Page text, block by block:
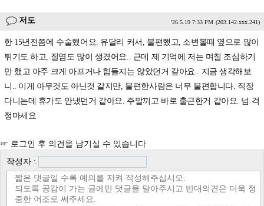
저도 '26.5.19 7:33 PM (203.142.xxx.241)
한 15년전쯤에 수술했어요. 유달리 커서, 불편했고, 소변볼때 옆으로 많이
튀기도 하고, 질염도 많이 생겼어요.. 근데 제 기억에 저는 며칠 조심하기
만 했고 아주 크게 아프거나 힘들지는 않았던거 같아요.. 지금 생각해보
니.. 이게 아무것도 아닌것 같지만, 불편한사람은 너무 불편합니다. 직장
다니는데 휴가도 안냈던거 같아요. 주말끼고 바로 출근한거 같아요. 넘 걱
정마세요
☞ 로그인 후 의견을 남기실 수 있습니다
작성자 :